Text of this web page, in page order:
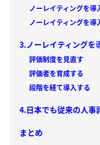
ノーレイティングを導
ノーレイティングを導
3.ノーレイティングを
評価制度を見直す
評価者を育成する
段階を経て導入する
4.日本でも従来の人事
まとめ